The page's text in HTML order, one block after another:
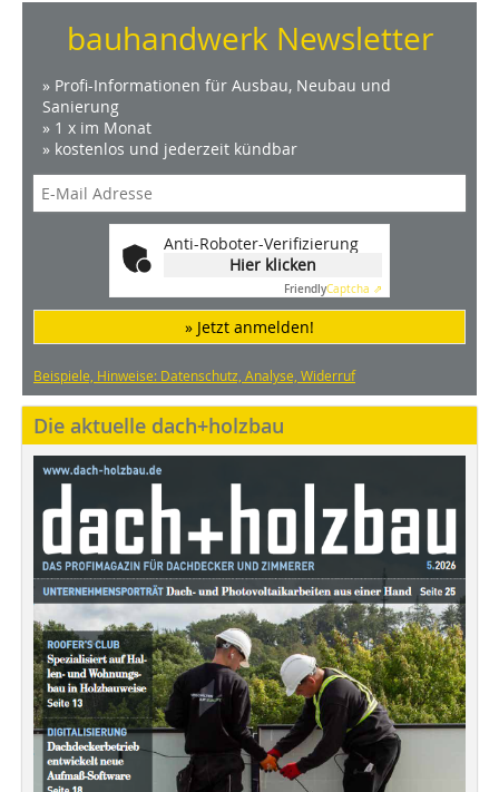
bauhandwerk Newsletter
» Profi-Informationen für Ausbau, Neubau und
Sanierung
» 1 x im Monat
» kostenlos und jederzeit kündbar
Anti-Roboter-Verifizierung
Hier klicken
FriendlyCaptcha ⇗
» Jetzt anmelden!
Beispiele, Hinweise: Datenschutz, Analyse, Widerruf
Die aktuelle dach+holzbau